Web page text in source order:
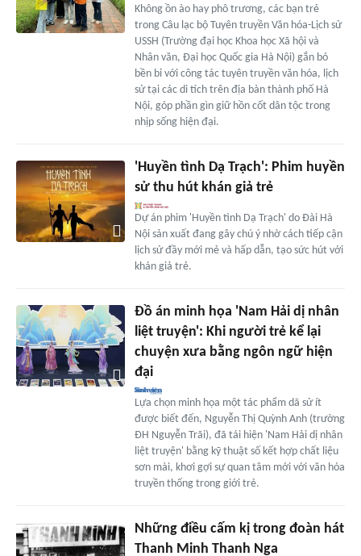
Không ồn ào hay phô trương, các bạn trẻ
trong Câu lạc bộ Tuyên truyền Văn hóa-Lịch sử
USSH (Trường đại học Khoa học Xã hội và
Nhân văn, Đại học Quốc gia Hà Nội) gắn bó
bền bỉ với công tác tuyên truyền văn hóa, lịch
sử tại các di tích trên địa bàn thành phố Hà
Nội, góp phần gìn giữ hồn cốt dân tộc trong
nhịp sống hiện đại.
'Huyền tình Dạ Trạch': Phim huyền
sử thu hút khán giả trẻ
Dự án phim 'Huyền tình Dạ Trạch' do Đài Hà
Nội sản xuất đang gây chú ý nhờ cách tiếp cận
lịch sử đầy mới mẻ và hấp dẫn, tạo sức hút với
khán giả trẻ.
Đồ án minh họa 'Nam Hải dị nhân
liệt truyện': Khi người trẻ kể lại
chuyện xưa bằng ngôn ngữ hiện
đại
Lựa chọn minh họa một tác phẩm dã sử ít
được biết đến, Nguyễn Thị Quỳnh Anh (trường
ĐH Nguyễn Trãi), đã tái hiện 'Nam Hải dị nhân
liệt truyện' bằng kỹ thuật số kết hợp chất liệu
sơn mài, khơi gợi sự quan tâm mới với văn hóa
truyền thống trong giới trẻ.
Những điều cấm kị trong đoàn hát
Thanh Minh Thanh Nga